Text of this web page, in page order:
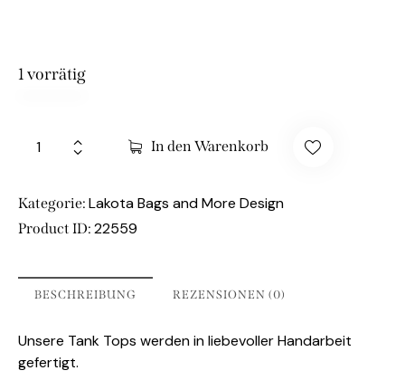
1 vorrätig
In den Warenkorb
Kategorie: Lakota Bags and More Design
Product ID: 22559
BESCHREIBUNG REZENSIONEN (0)
Unsere Tank Tops werden in liebevoller Handarbeit
gefertigt.